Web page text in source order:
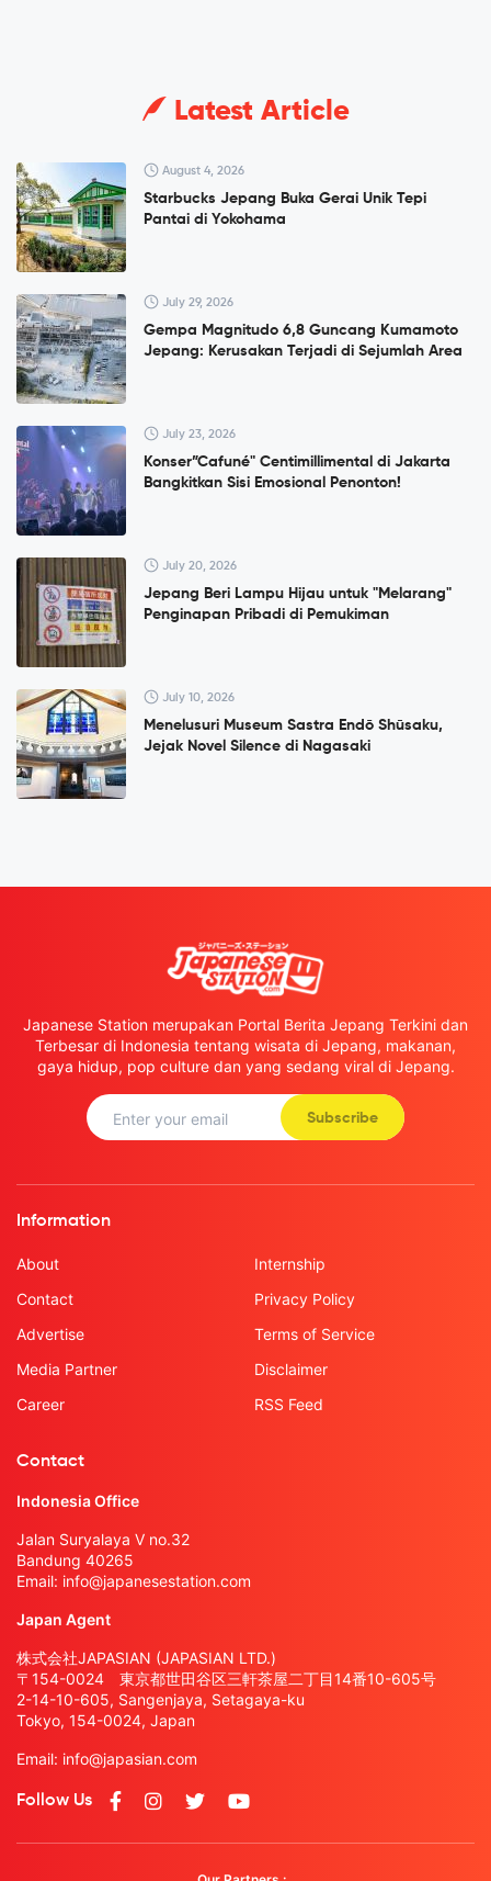
Latest Article
August 4, 2026
Starbucks Jepang Buka Gerai Unik Tepi
Pantai di Yokohama
July 29, 2026
Gempa Magnitudo 6,8 Guncang Kumamoto
Jepang: Kerusakan Terjadi di Sejumlah Area
July 23, 2026
Konser”Cafuné" Centimillimental di Jakarta
Bangkitkan Sisi Emosional Penonton!
July 20, 2026
Jepang Beri Lampu Hijau untuk "Melarang"
Penginapan Pribadi di Pemukiman
July 10, 2026
Menelusuri Museum Sastra Endō Shūsaku,
Jejak Novel Silence di Nagasaki
Japanese Station merupakan Portal Berita Jepang Terkini dan
Terbesar di Indonesia tentang wisata di Jepang, makanan,
gaya hidup, pop culture dan yang sedang viral di Jepang.
Subscribe
Information
About
Contact
Advertise
Media Partner
Career
Internship
Privacy Policy
Terms of Service
Disclaimer
RSS Feed
Contact
Indonesia Office
Jalan Suryalaya V no.32
Bandung 40265
Email: info@japanesestation.com
Japan Agent
株式会社JAPASIAN (JAPASIAN LTD.)
〒154-0024 東京都世田谷区三軒茶屋二丁目14番10-605号
2-14-10-605, Sangenjaya, Setagaya-ku
Tokyo, 154-0024, Japan
Email: info@japasian.com
Follow Us